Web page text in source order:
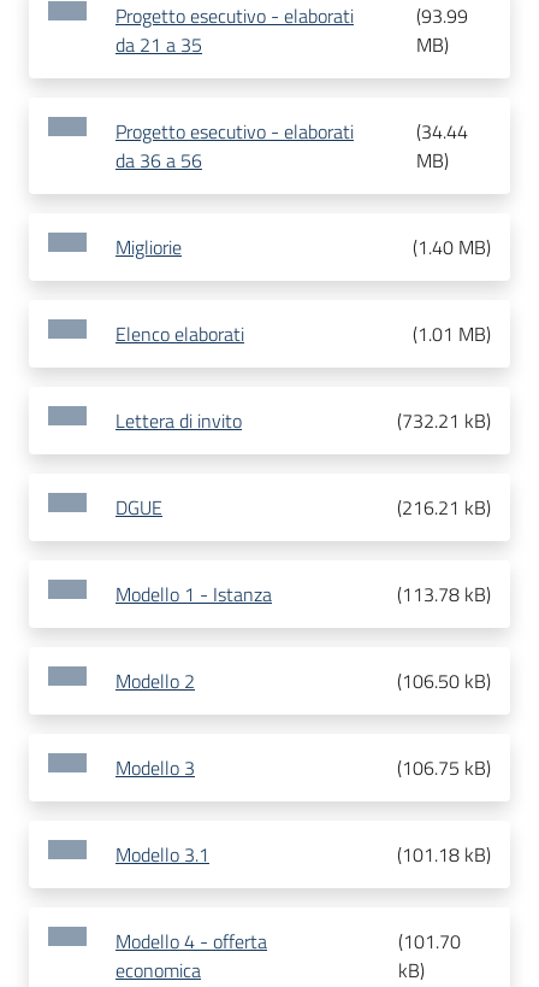
Progetto esecutivo - elaborati
da 21 a 35
(93.99
MB)
Progetto esecutivo - elaborati
da 36 a 56
(34.44
MB)
Migliorie (1.40 MB)
Elenco elaborati (1.01 MB)
Lettera di invito (732.21 kB)
DGUE (216.21 kB)
Modello 1 - Istanza (113.78 kB)
Modello 2 (106.50 kB)
Modello 3 (106.75 kB)
Modello 3.1 (101.18 kB)
Modello 4 - offerta
economica
(101.70
kB)